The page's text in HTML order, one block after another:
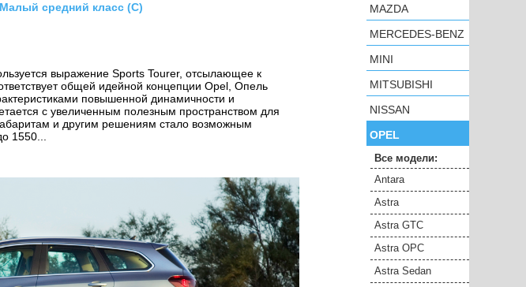
Малый средний класс (C)
выражение Sports Tourer, отсылающее к
общей идейной концепции Opel, Опель
повышенной динамичности и
с увеличенным полезным пространством для
и другим решениям стало возможным
1550...
MAZDA
MERCEDES-BENZ
MINI
MITSUBISHI
NISSAN
OPEL
Все модели:
Antara
Astra
Astra GTC
Astra OPC
Astra Sedan